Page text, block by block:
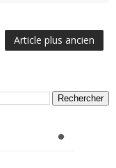
Article plus ancien